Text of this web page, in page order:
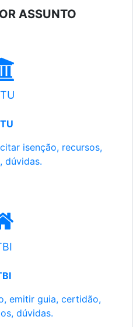
ASSUNTO
isenção, recursos,
dúvidas.
emitir guia, certidão,
dúvidas.